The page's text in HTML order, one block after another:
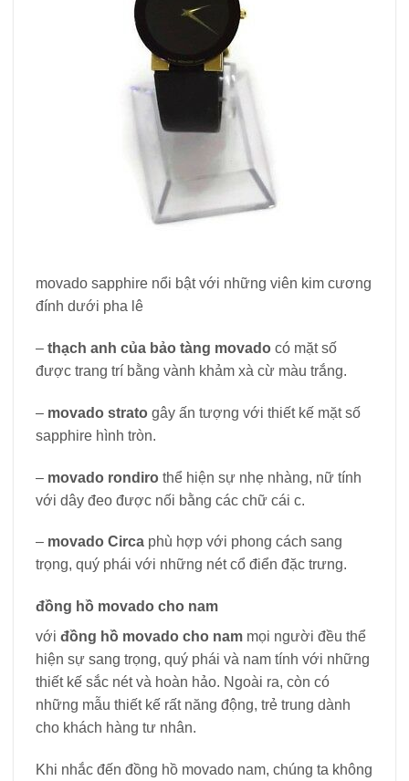
movado sapphire nổi bật với những viên kim cương
đính dưới pha lê
– thạch anh của bảo tàng movado có mặt số
được trang trí bằng vành khảm xà cừ màu trắng.
– movado strato gây ấn tượng với thiết kế mặt số
sapphire hình tròn.
– movado rondiro thể hiện sự nhẹ nhàng, nữ tính
với dây đeo được nối bằng các chữ cái c.
– movado Circa phù hợp với phong cách sang
trọng, quý phái với những nét cổ điển đặc trưng.
đồng hồ movado cho nam
với đồng hồ movado cho nam mọi người đều thể
hiện sự sang trọng, quý phái và nam tính với những
thiết kế sắc nét và hoàn hảo. Ngoài ra, còn có
những mẫu thiết kế rất năng động, trẻ trung dành
cho khách hàng tư nhân.
Khi nhắc đến đồng hồ movado nam, chúng ta không